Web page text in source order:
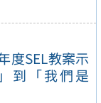
度SEL教案示
到「我們是